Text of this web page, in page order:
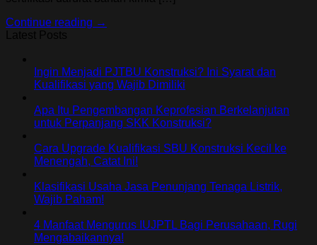
Continue reading →
Latest Posts
Ingin Menjadi PJTBU Konstruksi? Ini Syarat dan
Kualifikasi yang Wajib Dimiliki
Apa Itu Pengembangan Keprofesian Berkelanjutan
untuk Perpanjang SKK Konstruksi?
Cara Upgrade Kualifikasi SBU Konstruksi Kecil ke
Menengah, Catat Ini!
Klasifikasi Usaha Jasa Penunjang Tenaga Listrik,
Wajib Paham!
4 Manfaat Mengurus IUJPTL Bagi Perusahaan, Rugi
Mengabaikannya!